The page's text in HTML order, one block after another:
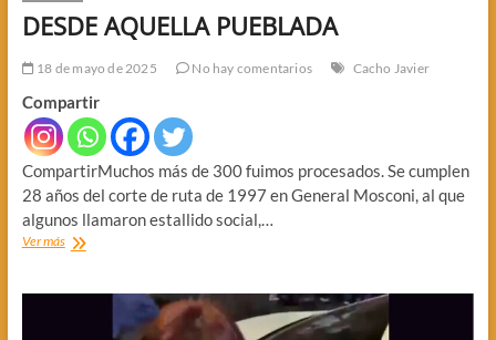
DESDE AQUELLA PUEBLADA
18 de mayo de 2025 No hay comentarios Cacho Javier
Compartir
CompartirMuchos más de 300 fuimos procesados. Se cumplen
28 años del corte de ruta de 1997 en General Mosconi, al que
algunos llamaron estallido social,…
Ver másDESDE